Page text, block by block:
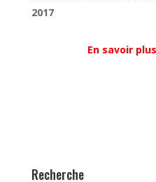
2017
En savoir
Recherche